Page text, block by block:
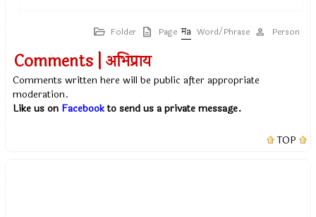
Folder Page Word/Phrase Person
Comments | अभिप्राय
Comments written here will be public after appropriate
moderation.
Like us on Facebookto send us a private message.
TOP